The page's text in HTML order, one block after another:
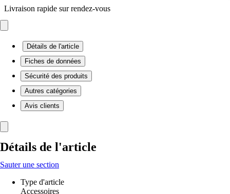
Livraison rapide sur rendez-vous
Détails de l'article
Fiches de données
Sécurité des produits
Autres catégories
Avis clients
Détails de l'article
Sauter une section
Type d'article
Accessoires